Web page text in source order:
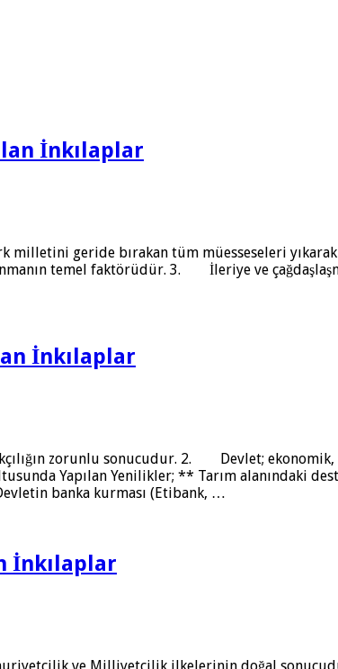
İnkılaplar
geride bırakan tüm müesseseleri
temel faktörüdür. 3. İleriye ve
İnkılaplar
zorunlu sonucudur. 2. Devlet;
Yapılan Yenilikler; ** Tarım alanındaki
banka kurması (Etibank, …
İnkılaplar